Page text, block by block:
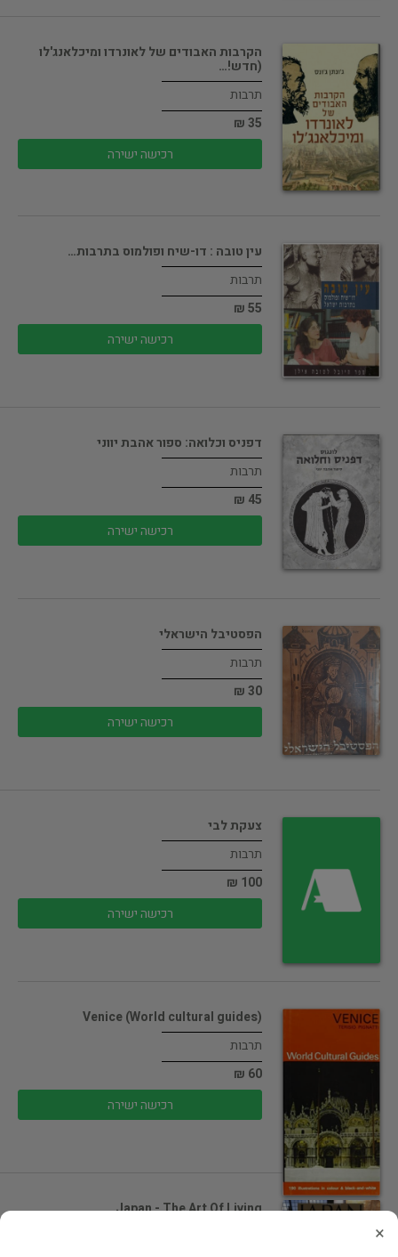
הקרבות האבודים של לאונרדו ומיכלאנג'לו
(חדש!…
תרבות
35 ₪
רכישה ישירה
עין טובה : דו-שיח ופולמוס בתרבות…
תרבות
55 ₪
רכישה ישירה
דפניס וכלואה: ספור אהבת יווני
תרבות
45 ₪
רכישה ישירה
הפסטיבל הישראלי
תרבות
30 ₪
רכישה ישירה
צעקת לבי
תרבות
100 ₪
רכישה ישירה
(Venice (World cultural guides
תרבות
60 ₪
רכישה ישירה
Japan - The Art Of Living
×